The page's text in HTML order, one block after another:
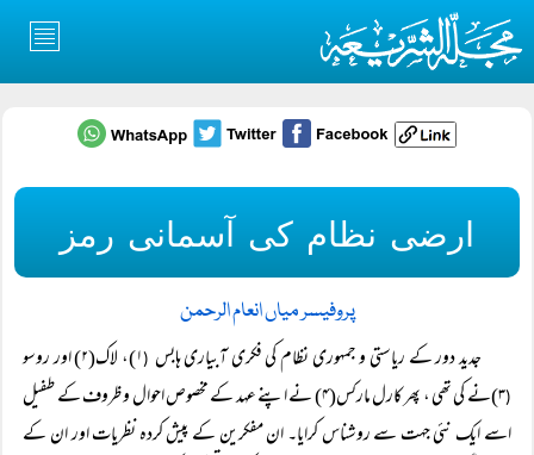
ارضی نظام کی آسمانی رمز
پروفیسر میاں انعام الرحمن
جدید دور کے ریاستی و جمہوری نظام کی فکری آبیاری ہابس (۱)، لاک(۲) اور روسو
(
۳)نے کی تھی ، پھر کارل مارکس(۴) نے اپنے عہد کے مخصوص احوال و ظروف کے طفیل
اسے ایک نئی جہت سے روشناس کرایا۔ ان مفکرین کے پیش کردہ نظریات اور ان کے